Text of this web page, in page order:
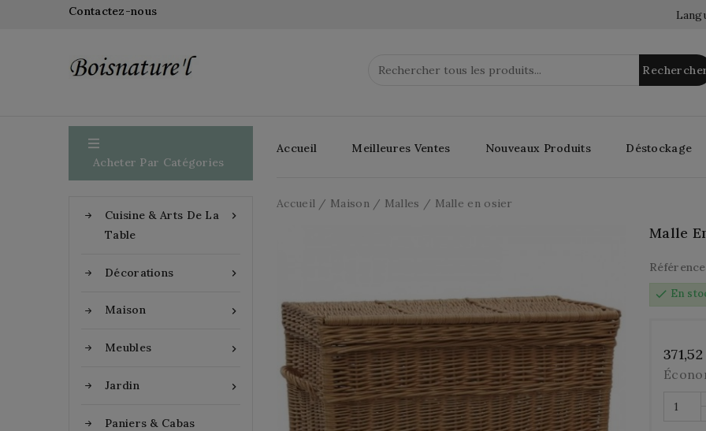
Contactez-nous

Acheter Par Catégories

Cuisine & Arts De La
Table

Décorations

Maison

Meubles

Jardin
Paniers & Cabas
Accueil Meilleures Ventes Nouveaux Produits Déstockage
Accueil Maison Malles Malle en osier
Malle
Référence
check En